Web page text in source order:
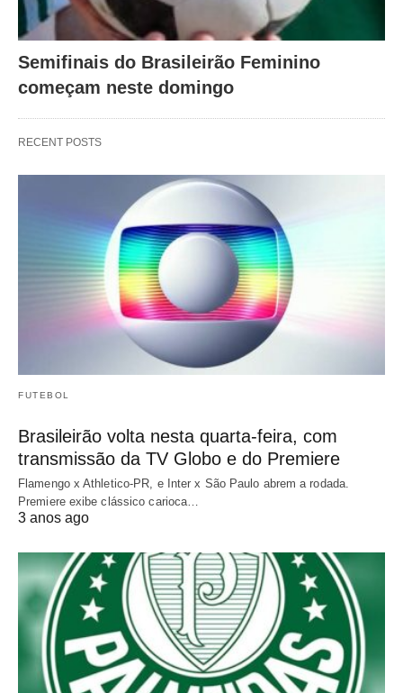
Semifinais do Brasileirão Feminino
começam neste domingo
RECENT POSTS
FUTEBOL
Brasileirão volta nesta quarta-feira, com
transmissão da TV Globo e do Premiere
Flamengo x Athletico-PR, e Inter x São Paulo abrem a rodada.
Premiere exibe clássico carioca…
3 anos ago